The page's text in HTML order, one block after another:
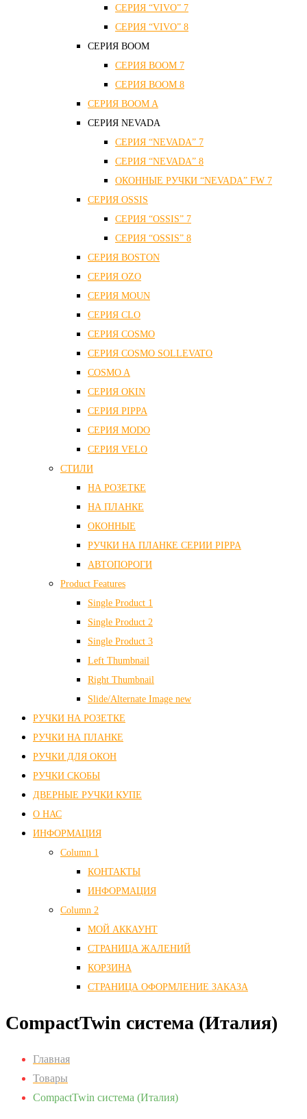
СЕРИЯ “VIVO” 7
СЕРИЯ “VIVO” 8
СЕРИЯ ВOOM
СЕРИЯ ВOOM 7
СЕРИЯ ВOOM 8
СЕРИЯ ВOOM A
СЕРИЯ NEVADA
СЕРИЯ “NEVADA” 7
СЕРИЯ “NEVADA” 8
ОКОННЫЕ РУЧКИ “NEVADA” FW 7
СЕРИЯ OSSIS
СЕРИЯ “OSSIS” 7
СЕРИЯ “OSSIS” 8
СЕРИЯ ВOSTON
CЕРИЯ OZO
СЕРИЯ MOUN
СЕРИЯ CLO
СЕРИЯ COSMO
СЕРИЯ COSMO SOLLEVATO
COSMO A
СЕРИЯ OKIN
СЕРИЯ PIPPA
СЕРИЯ MODO
СЕРИЯ VELO
СТИЛИ
НА РОЗЕТКЕ
НА ПЛАНКЕ
ОКОННЫЕ
РУЧКИ НА ПЛАНКЕ СЕРИИ PIPPA
АВТОПОРОГИ
Product Features
Single Product 1
Single Product 2
Single Product 3
Left Thumbnail
Right Thumbnail
Slide/Alternate Image new
РУЧКИ НА РОЗЕТКЕ
РУЧКИ НА ПЛАНКЕ
РУЧКИ ДЛЯ ОКОН
РУЧКИ СКОБЫ
ДВЕРНЫЕ РУЧКИ КУПЕ
О НАС
ИНФОРМАЦИЯ
Column 1
КОНТАКТЫ
ИНФОРМАЦИЯ
Column 2
МОЙ АККАУНТ
СТРАНИЦА ЖАЛЕНИЙ
КОРЗИНА
СТРАНИЦА ОФОРМЛЕНИЕ ЗАКАЗА
CompactTwin система (Италия)
Главная
Товары
CompactTwin система (Италия)